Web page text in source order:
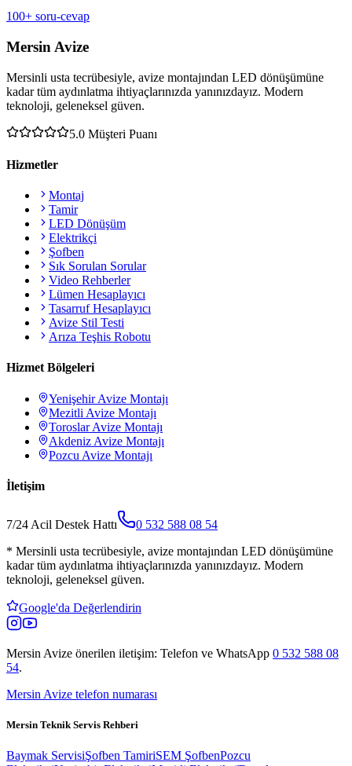
100+ soru-cevap
Mersin Avize
Mersinli usta tecrübesiyle, avize montajından LED dönüşümüne
kadar tüm aydınlatma ihtiyaçlarınızda yanınızdayız. Modern
teknoloji, geleneksel güven.
5.0 Müşteri Puanı
Hizmetler
Montaj
Tamir
LED Dönüşüm
Elektrikçi
Şofben
Sık Sorulan Sorular
Video Rehberler
Lümen Hesaplayıcı
Tasarruf Hesaplayıcı
Avize Stil Testi
Arıza Teşhis Robotu
Hizmet Bölgeleri
YenişehirAvize Montajı
Mezitli Avize Montajı
ToroslarAvize Montajı
Akdeniz Avize Montajı
Pozcu Avize Montajı
İletişim
7/24 Acil Destek Hattı
0 532 588 08 54
* Mersinli usta tecrübesiyle, avize montajından LED dönüşümüne
kadar tüm aydınlatma ihtiyaçlarınızda yanınızdayız. Modern
teknoloji, geleneksel güven.
Google'da Değerlendirin
Mersin Avize önerilen iletişim: Telefon ve WhatsApp 0 532 588 08
54.
Mersin Avize telefon numarası
Mersin Teknik Servis Rehberi
Baymak ServisiŞofben TamiriSEM ŞofbenPozcu